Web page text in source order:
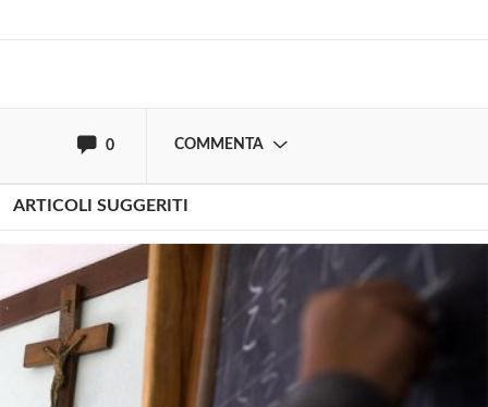
0 COMMENTA
ARTICOLI SUGGERITI